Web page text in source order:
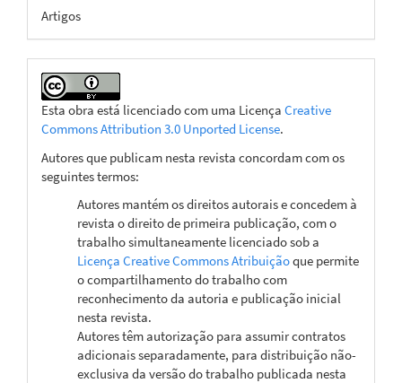
Artigos
Esta obra está licenciado com uma Licença Creative
Commons Attribution 3.0 Unported License.
Autores que publicam nesta revista concordam com os
seguintes termos:
Autores mantém os direitos autorais e concedem à
revista o direito de primeira publicação, com o
trabalho simultaneamente licenciado sob a
Licença Creative Commons Atribuiçãoque permite
o compartilhamento do trabalho com
reconhecimento da autoria e publicação inicial
nesta revista.
Autores têm autorização para assumir contratos
adicionais separadamente, para distribuição não-
exclusiva da versão do trabalho publicada nesta